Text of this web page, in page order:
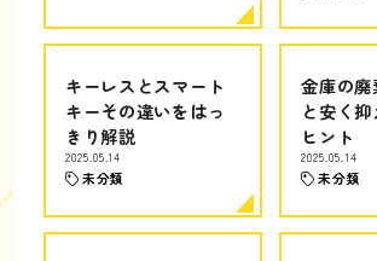
キーレスとスマート
キーその違いをはっ
きり解説
2025.05.14
未分類
金庫の
と安く
ヒント
2025.05.14
未分類